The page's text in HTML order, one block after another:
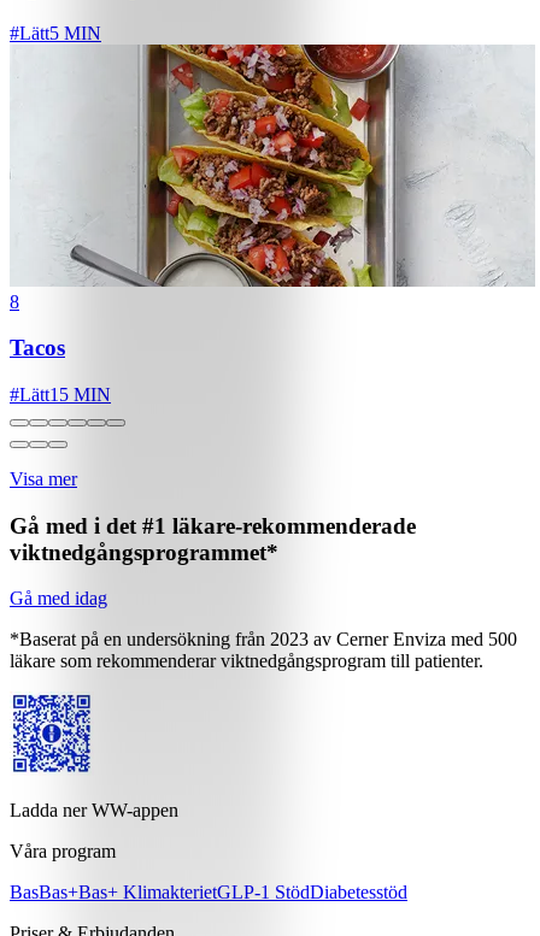
#Lätt5 MIN
8
Tacos
#Lätt15 MIN
Visa mer
Gå med i det #1 läkare-rekommenderade
viktnedgångsprogrammet*
Gå med idag
*Baserat på en undersökning från 2023 av Cerner Enviza med 500
läkare som rekommenderar viktnedgångsprogram till patienter.
Ladda ner WW-appen
Våra program
BasBas+Bas+ KlimakterietGLP-1 StödDiabetesstöd